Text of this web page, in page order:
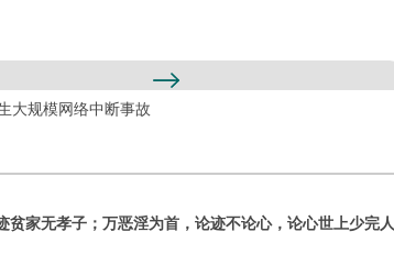
大规模网络中断事故
贫家无孝子；万恶淫为首，论迹不论心，论心世上少完人